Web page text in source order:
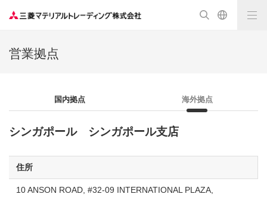
営業拠点
国内拠点 海外拠点
シンガポール シンガポール支店
住所
10 ANSON ROAD, #32-09 INTERNATIONAL PLAZA,